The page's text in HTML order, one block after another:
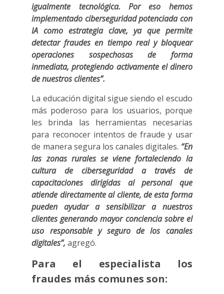
igualmente tecnológica. Por eso hemos
implementado ciberseguridad potenciada con
IA como estrategia clave, ya que permite
detectar fraudes en tiempo real y bloquear
operaciones sospechosas de forma
inmediata, protegiendo activamente el dinero
de nuestros clientes”.
La educación digital sigue siendo el escudo
más poderoso para los usuarios, porque
les brinda las herramientas necesarias
para reconocer intentos de fraude y usar
de manera segura los canales digitales. “En
las zonas rurales se viene fortaleciendo la
cultura de ciberseguridad a través de
capacitaciones dirigidas al personal que
atiende directamente al cliente, de esta forma
pueden ayudar a sensibilizar a nuestros
clientes generando mayor conciencia sobre el
uso responsable y seguro de los canales
digitales”, agregó.
Para el especialista los
fraudes más comunes son: